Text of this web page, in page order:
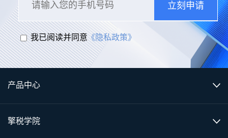
立刻申请
我已阅读并同意《隐私政策》
产品中心
擎税学院